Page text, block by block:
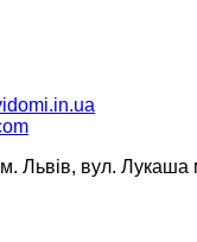
Львів, вул.